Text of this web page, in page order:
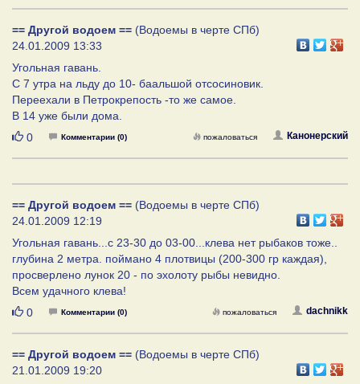
== Другой водоем == (Водоемы в черте СПб)
24.01.2009 13:33
Угольная гавань.
С 7 утра на льду до 10- баальшой отсосиновик.
Переехали в Петрокрепость -то же самое.
В 14 уже были дома.
Нравится
0 Комментарии (0) Канонерский
пожаловаться
== Другой водоем == (Водоемы в черте СПб)
24.01.2009 12:19
Угольная гавань...с 23-30 до 03-00...клева нет рыбаков тоже..
глубина 2 метра. поймано 4 плотвицы (200-300 гр каждая),
просверлено лунок 20 - по эхолоту рыбы невидно.
Всем удачного клева!
Нравится
0 Комментарии (0) dachnikk
пожаловаться
== Другой водоем == (Водоемы в черте СПб)
21.01.2009 19:20